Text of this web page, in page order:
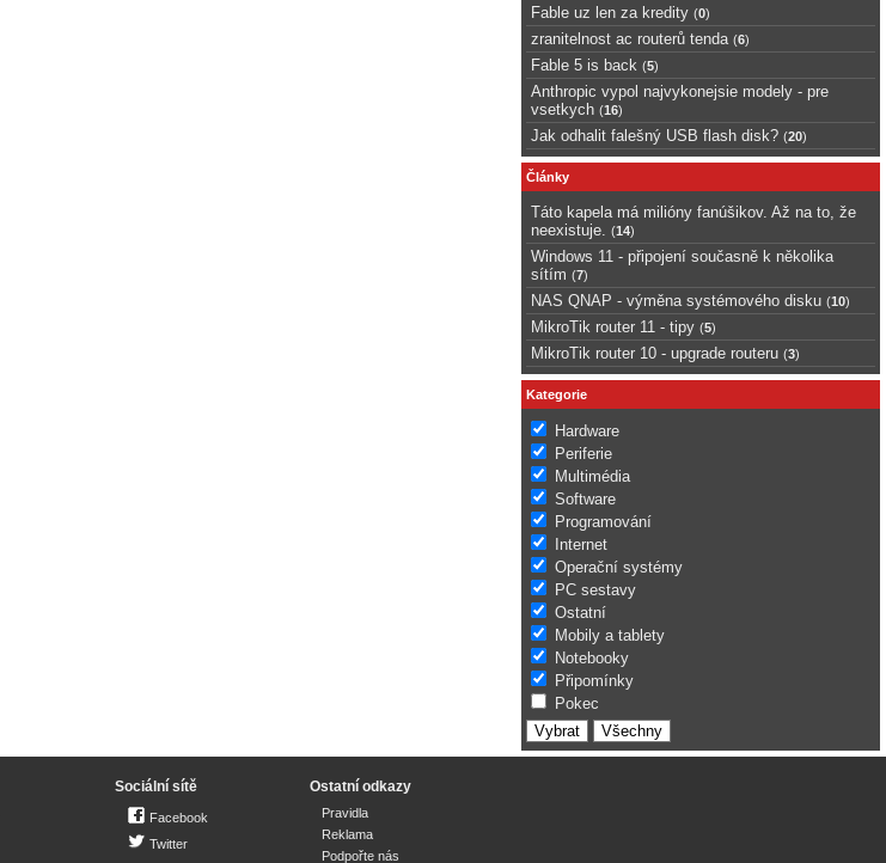
Fable uz len za kredity (0)
zranitelnost ac routerů tenda (6)
Fable 5 is back (5)
Anthropic vypol najvykonejsie modely - pre
vsetkych (16)
Jak odhalit falešný USB flash disk? (20)
Články
Táto kapela má milióny fanúšikov. Až na to, že
neexistuje.
(14)
Windows 11 - připojení současně k několika
sítím (7)
NAS QNAP - výměna systémového disku (10)
MikroTik router 11 - tipy (5)
MikroTik router 10 - upgrade routeru (3)
Kategorie
Hardware
Periferie
Multimédia
Software
Programování
Internet
Operační systémy
PC sestavy
Ostatní
Mobily a tablety
Notebooky
Připomínky
Pokec
Sociální sítě
Facebook
Twitter
Ostatní odkazy
Pravidla
Reklama
Podpořte nás